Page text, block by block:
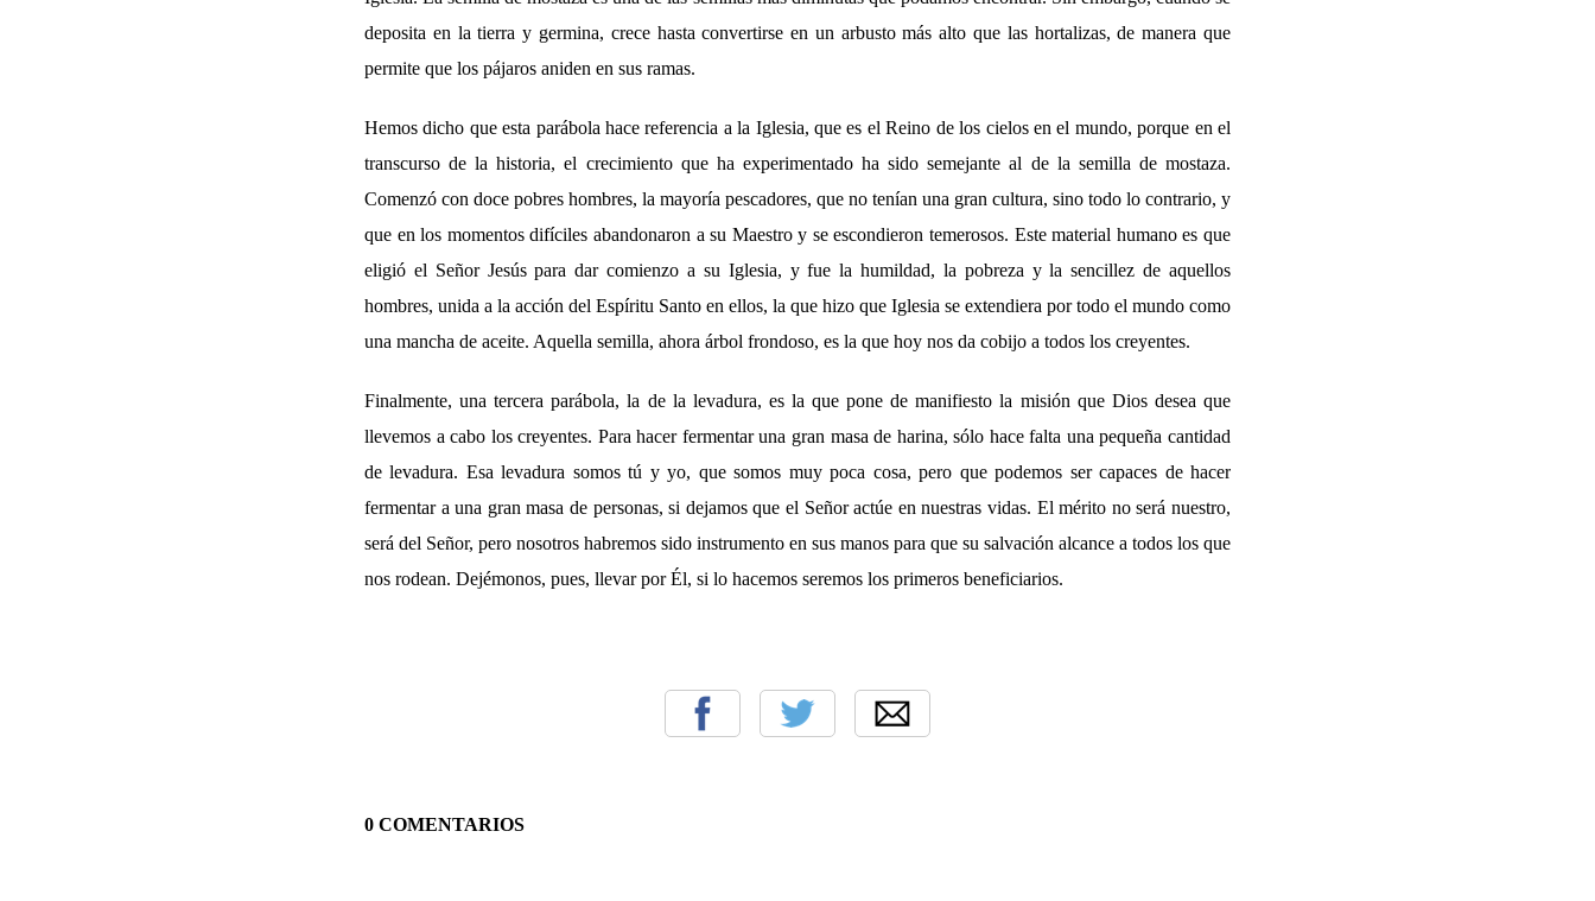
deposita en la tierra y germina, crece hasta convertirse en un arbusto más alto que las hortalizas, de manera que
permite que los pájaros aniden en sus ramas.
Hemos dicho que esta parábola hace referencia a la Iglesia, que es el Reino de los cielos en el mundo, porque en el
transcurso de la historia, el crecimiento que ha experimentado ha sido semejante al de la semilla de mostaza.
Comenzó con doce pobres hombres, la mayoría pescadores, que no tenían una gran cultura, sino todo lo contrario, y
que en los momentos difíciles abandonaron a su Maestro y se escondieron temerosos. Este material humano es que
eligió el Señor Jesús para dar comienzo a su Iglesia, y fue la humildad, la pobreza y la sencillez de aquellos
hombres, unida a la acción del Espíritu Santo en ellos, la que hizo que Iglesia se extendiera por todo el mundo como
una mancha de aceite. Aquella semilla, ahora árbol frondoso, es la que hoy nos da cobijo a todos los creyentes.
Finalmente, una tercera parábola, la de la levadura, es la que pone de manifiesto la misión que Dios desea que
llevemos a cabo los creyentes. Para hacer fermentar una gran masa de harina, sólo hace falta una pequeña cantidad
de levadura. Esa levadura somos tú y yo, que somos muy poca cosa, pero que podemos ser capaces de hacer
fermentar a una gran masa de personas, si dejamos que el Señor actúe en nuestras vidas. El mérito no será nuestro,
será del Señor, pero nosotros habremos sido instrumento en sus manos para que su salvación alcance a todos los que
nos rodean. Dejémonos, pues, llevar por Él, si lo hacemos seremos los primeros beneficiarios.
0 COMENTARIOS